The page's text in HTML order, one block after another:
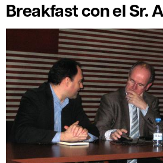
Breakfast con el Sr.